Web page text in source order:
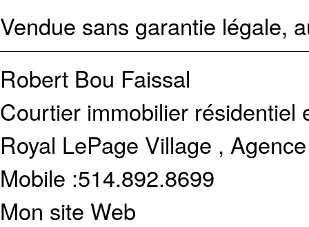
Vendue sans garantie légale,
Robert Bou Faissal
Courtier immobilier résidentiel
Royal LePage Village ,
Mobile :514.892.8699
Mon site Web